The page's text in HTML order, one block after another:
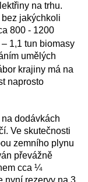
na trhu.
jakýchkoli
800 - 1200
1,1 tun biomasy
umělých
krajiny má na
naprosto
dodávkách
. Ve skutečnosti
zemního plynu
převážně
cca ¼